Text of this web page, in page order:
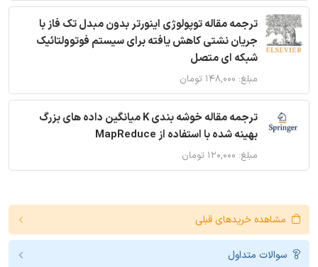
ترجمه مقاله توپولوژی اینورتر بدون مبدل تک فاز با
جریان نشتی کاهش یافته برای سیستم فوتوولتائیک
شبکه ای متصل
مبلغ: ۱۴۸,۰۰۰ تومان
ترجمه مقاله خوشه بندی K میانگین داده های بزرگ
بهینه شده با استفاده از MapReduce
مبلغ: ۱۲۰,۰۰۰ تومان
مشاهده خریدهای قبلی
سوالات متداول